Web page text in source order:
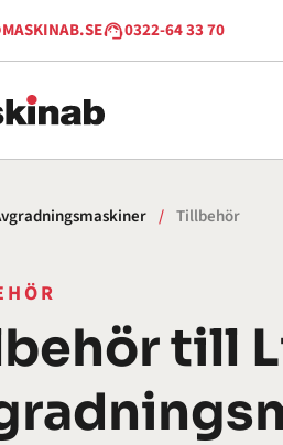
0322-64 33 70
/ Tillbehör
till